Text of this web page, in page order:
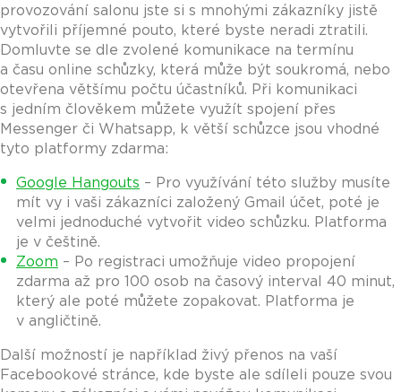
provozování salonu jste si s mnohými zákazníky jistě
vytvořili příjemné pouto, které byste neradi ztratili.
Domluvte se dle zvolené komunikace na termínu
a času online schůzky, která může být soukromá, nebo
otevřena většímu počtu účastníků. Při komunikaci
s jedním člověkem můžete využít spojení přes
Messenger či Whatsapp, k větší schůzce jsou vhodné
tyto platformy zdarma:
Google Hangouts – Pro využívání této služby musíte
mít vy i vaši zákazníci založený Gmail účet, poté je
velmi jednoduché vytvořit video schůzku. Platforma
je v češtině.
Zoom – Po registraci umožňuje video propojení
zdarma až pro 100 osob na časový interval 40 minut,
který ale poté můžete zopakovat. Platforma je
v angličtině.
Další možností je například živý přenos na vaší
Facebookové stránce, kde byste ale sdíleli pouze svou